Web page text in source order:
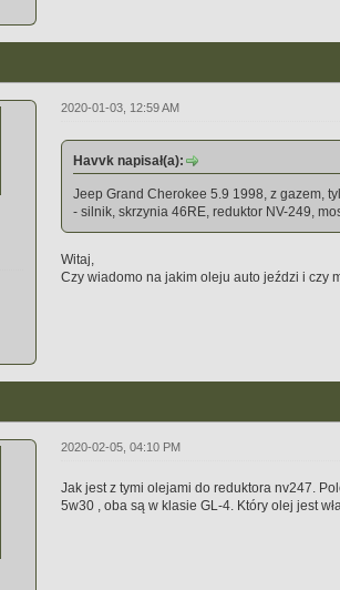
2020-01-03, 12:59 AM
Havvk napisał(a):
Jeep Grand Cherokee 5.9 1998, z gazem,
- silnik, skrzynia 46RE, reduktor NV-249,
Witaj,
Czy wiadomo na jakim oleju auto jeździ i czy
2020-02-05, 04:10 PM
Jak jest z tymi olejami do reduktora nv247.
5w30 , oba są w klasie GL-4. Który olej jest